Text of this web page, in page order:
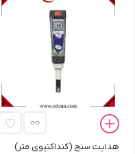
هدایت سنج (کنداکتیوی متر)